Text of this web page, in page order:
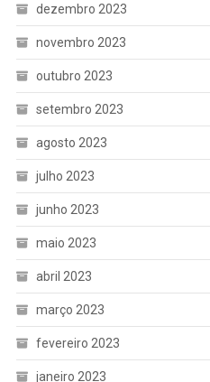
dezembro 2023
novembro 2023
outubro 2023
setembro 2023
agosto 2023
julho 2023
junho 2023
maio 2023
abril 2023
março 2023
fevereiro 2023
janeiro 2023